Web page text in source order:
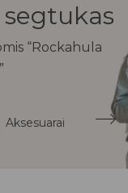
“Rockahula
Aksesuarai